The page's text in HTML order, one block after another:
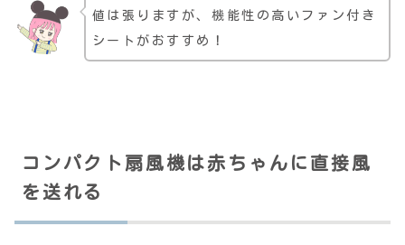
値は張りますが、機能性の高いファン付き
シートがおすすめ！
コンパクト扇風機は赤ちゃんに直接風
を送れる